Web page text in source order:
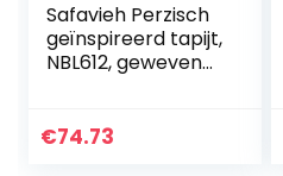
Safavieh Perzisch
geïnspireerd tapijt,
NBL612, geweven
beige/ivoor, 66 x
€74.73